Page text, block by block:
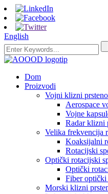
English
Dom
Proizvodi
Vojni klizni
Aerospace
Vojne
Radar klizni
Velika frekvencija
Koaksijalni
Rotacijski
Optički rotacijski
Optički
Fiber
Morski klizni